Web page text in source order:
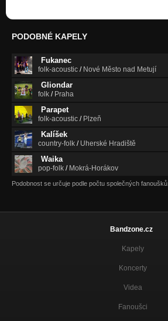
PODOBNÉ KAPELY
Fukanec
folk-acoustic / Nové Město nad Metují
Gliondar
folk / Praha
Parapet
folk-acoustic / Plzeň
Kalíšek
country-folk / Uherské Hradiště
Waika
pop-folk / Mokrá-Horákov
Podobnost se určuje podle počtu společných fanoušků.
Bandzone.cz
Kapely
Koncerty
Videa
Fanoušci